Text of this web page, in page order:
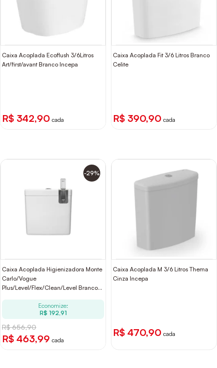
Caixa Acoplada Ecoflush 3/6Litros
Art/first/avant Branco Incepa
R$ 342,90 cada
Caixa Acoplada Fit 3/6 Litros Branco
Celite
R$ 390,90 cada
-29%
Caixa Acoplada Higienizadora Monte
Carlo/Vogue
Plus/Level/Flex/Clean/Level Branco
Economize:
R$ 192,91
R$ 656,90
R$ 463,99 cada
Caixa Acoplada M 3/6 Litros Thema
Cinza Incepa
R$ 470,90 cada